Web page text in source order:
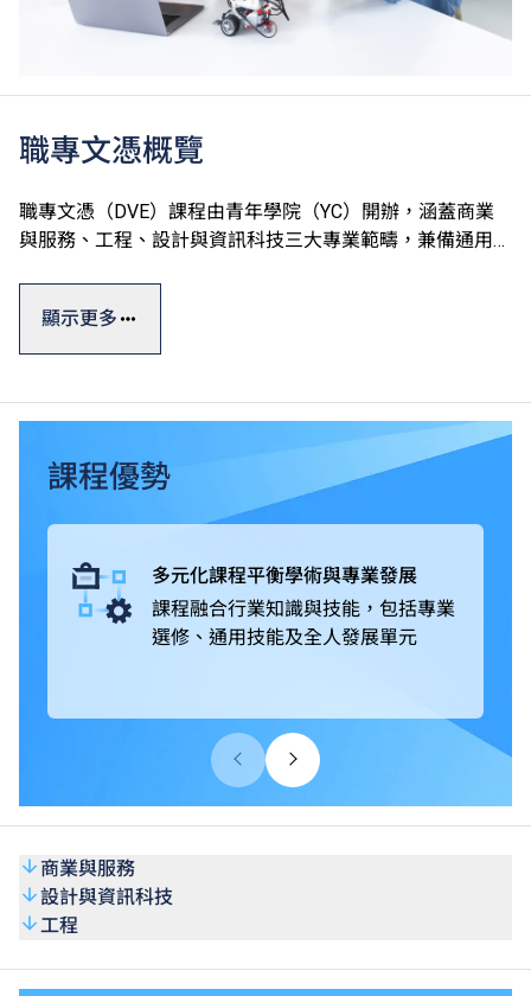
職專文憑概覽
職專文憑（DVE）課程由青年學院（YC）開辦，涵蓋商業
與服務、工程、設計與資訊科技三大專業範疇，兼備通用技
職專文憑課程一般修讀期為一年，部份單元以中文授課及評
用指標，資歷廣獲認可。
畢業生可升讀VTC高級文憑課程*，升讀相關課程更有機會
獲豁免修讀部分課程單元^。完成課程後，可選擇投身業
界，亦可繼續進修，取得更高學歷。
顯示更多
課程優勢
多元化課程平衡學術與專業發展
課程融合行業知識與技能，包括專業
選修、通用技能及全人發展單元
商業與服務
設計與資訊科技
工程